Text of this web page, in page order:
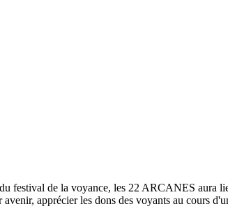
festival de la voyance, les 22 ARCANES aura
apprécier les dons des voyants au cours